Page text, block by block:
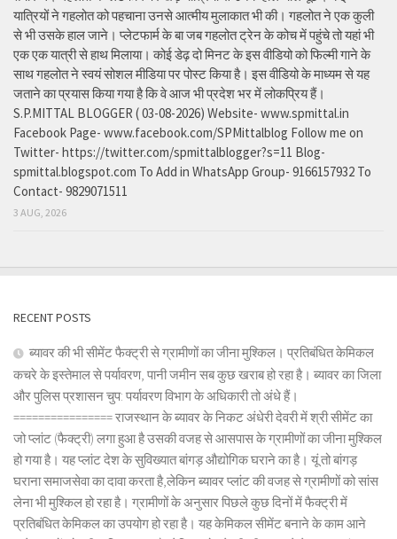
यात्रियों ने गहलोत को पहचाना उनसे आत्मीय मुलाकात भी की। गहलोत ने एक कुली
से भी उसके हाल जाने। प्लेटफार्म के बा जब गहलोत ट्रेन के कोच में पहुंचे तो यहां भी
एक एक यात्री से हाथ मिलाया। कोई डेढ़ दो मिनट के इस वीडियो को फिल्मी गाने के
साथ गहलोत ने स्वयं सोशल मीडिया पर पोस्ट किया है। इस वीडियो के माध्यम से यह
जताने का प्रयास किया गया है कि वे आज भी प्रदेश भर में लोकप्रिय हैं।
S.P.MITTAL BLOGGER ( 03-08-2026) Website- www.spmittal.in
Facebook Page- www.facebook.com/SPMittalblog Follow me on
Twitter- https://twitter.com/spmittalblogger?s=11 Blog-
spmittal.blogspot.com To Add in WhatsApp Group- 9166157932 To
Contact- 9829071511
3 AUG, 2026
RECENT POSTS
ब्यावर की भी सीमेंट फैक्ट्री से ग्रामीणों का जीना मुश्किल। प्रतिबंधित केमिकल
कचरे के इस्तेमाल से पर्यावरण, पानी जमीन सब कुछ खराब हो रहा है। ब्यावर का जिला
और पुलिस प्रशासन चुप: पर्यावरण विभाग के अधिकारी तो अंधे हैं।
================ राजस्थान के ब्यावर के निकट अंधेरी देवरी में श्री सीमेंट का
जो प्लांट (फैक्ट्री) लगा हुआ है उसकी वजह से आसपास के ग्रामीणों का जीना मुश्किल
हो गया है। यह प्लांट देश के सुविख्यात बांगड़ औद्योगिक घराने का है। यूं तो बांगड़
घराना समाजसेवा का दावा करता है,लेकिन ब्यावर प्लांट की वजह से ग्रामीणों को सांस
लेना भी मुश्किल हो रहा है। ग्रामीणों के अनुसार पिछले कुछ दिनों में फैक्ट्री में
प्रतिबंधित केमिकल का उपयोग हो रहा है। यह केमिकल सीमेंट बनाने के काम आने